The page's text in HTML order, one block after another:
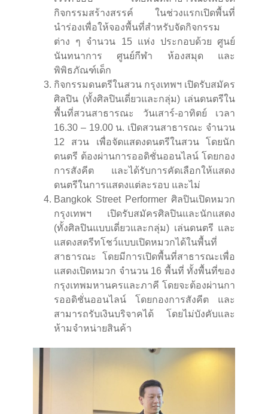
กิจกรรมสร้างสรรค์ ในช่วงแรกเปิดพื้นที่
นำร่องเพื่อให้จองพื้นที่สำหรับจัดกิจกรรม
ต่าง ๆ จำนวน 15 แห่ง ประกอบด้วย ศูนย์
นันทนาการ ศูนย์กีฬา ห้องสมุด และ
พิพิธภัณฑ์เด็ก
กิจกรรมดนตรีในสวน กรุงเทพฯ เปิดรับสมัคร
ศิลปิน (ทั้งศิลปินเดี่ยวและกลุ่ม) เล่นดนตรีใน
พื้นที่สวนสาธารณะ วันเสาร์-อาทิตย์ เวลา
16.30 – 19.00 น. เปิดสวนสาธารณะ จำนวน
12 สวน เพื่อจัดแสดงดนตรีในสวน โดยนัก
ดนตรี ต้องผ่านการออดิชั่นออนไลน์ โดยกอง
การสังคีต และได้รับการคัดเลือกให้แสดง
ดนตรีในการแสดงแต่ละรอบ และไม่
Bangkok Street Performer ศิลปินเปิดหมวก
กรุงเทพฯ เปิดรับสมัครศิลปินและนักแสดง
(ทั้งศิลปินแบบเดี่ยวและกลุ่ม) เล่นดนตรี และ
แสดงสตรีทโชว์แบบเปิดหมวกได้ในพื้นที่
สาธารณะ โดยมีการเปิดพื้นที่สาธารณะเพื่อ
แสดงเปิดหมวก จำนวน 16 พื้นที่ ทั้งพื้นที่ของ
กรุงเทพมหานครและภาคี โดยจะต้องผ่านกา
รออดิชั่นออนไลน์ โดยกองการสังคีต และ
สามารถรับเงินบริจาคได้ โดยไม่บังคับและ
ห้ามจำหน่ายสินค้า